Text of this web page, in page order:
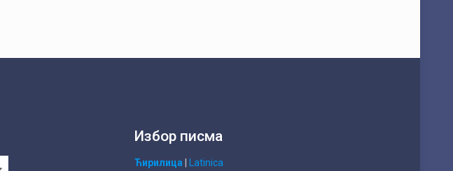
Избор писма
Ћирилица Latinica